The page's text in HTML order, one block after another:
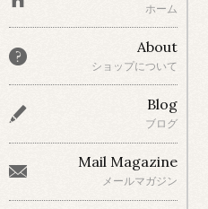
ホーム
About
ショップについて
Blog
ブログ
Mail Magazine
メールマガジン